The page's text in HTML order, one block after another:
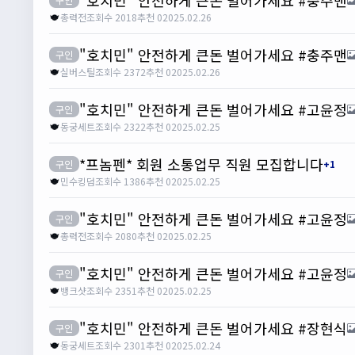
총력전조회수 2018추천 02025.02.26
구인 "호치민" 안전하게 큰돈 벌어가세요 #충주맨
실버스틸조회수 2372추천 02025.02.26
구인 "호치민" 안전하게 큰돈 벌어가세요 #고윤정
동궁세트조회수 2322추천 02025.02.25
구인 *프놈펜* 회원 소통업무 직원 모집합니다+1
민수킹덤조회수 1386추천 02025.02.25
구인 "호치민" 안전하게 큰돈 벌어가세요 #고윤정
총력전조회수 2080추천 02025.02.25
구인 "호치민" 안전하게 큰돈 벌어가세요 #고윤정
뱅크샷조회수 2351추천 02025.02.25
구인 "호치민" 안전하게 큰돈 벌어가세요 #장현식
동궁세트조회수 2301추천 02025.02.24